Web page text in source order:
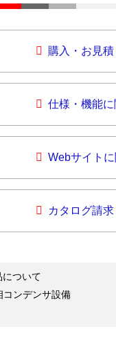
購入・お見
仕様・機能
Webサイト
カタログ請求
について
コンデンサ設備